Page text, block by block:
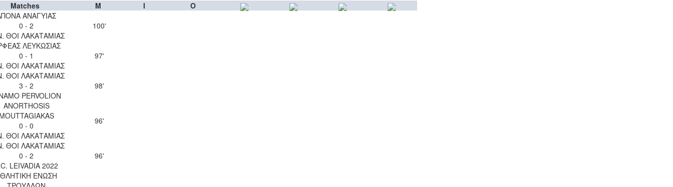
Matches M I
O
ΑΝΑΓΥΙΑΣ
0 - 2
ΘΟΙ ΛΑΚΑΤΑΜΙΑΣ
100'
ΛΕΥΚΩΣΙΑΣ
0 - 1
ΘΟΙ ΛΑΚΑΤΑΜΙΑΣ
97'
ΘΟΙ ΛΑΚΑΤΑΜΙΑΣ
3 - 2
PERVOLION
98'
ANORTHOSIS
0 - 0
ΘΟΙ ΛΑΚΑΤΑΜΙΑΣ
96'
ΘΟΙ ΛΑΚΑΤΑΜΙΑΣ
0 - 2
LEIVADIA 2022
96'
ΕΝΩΣΗ